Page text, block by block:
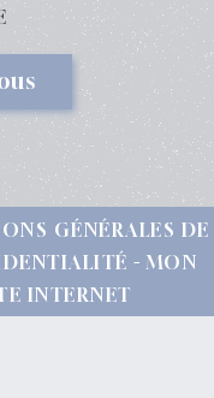
GÉNÉRALES DE
MON
INTERNET